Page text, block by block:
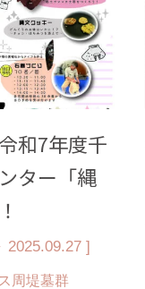
和7年度千
ター「縄
2025.09.27 ]
周堤墓群